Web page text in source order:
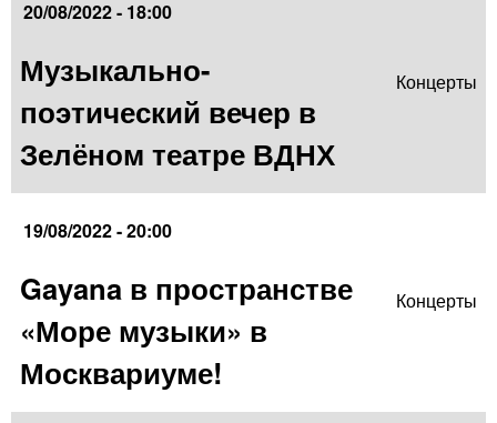
20/08/2022 - 18:00
Музыкально-
поэтический вечер в
Зелёном театре ВДНХ
Концерты
19/08/2022 - 20:00
Gayana в пространстве
«Море музыки» в
Москвариуме!
Концерты